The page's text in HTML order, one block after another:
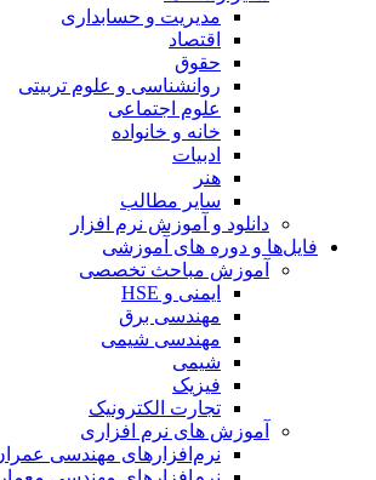
مدیریت و حسابداری
اقتصاد
حقوق
روانشناسی و علوم تربیتی
علوم اجتماعی
خانه و خانواده
ادبیات
هنر
سایر مطالب
دانلود و آموزش نرم افزار
فایل‌ها و دوره های آموزشی
آموزش مباحث تخصصی
ایمنی و HSE
مهندسی برق
مهندسی شیمی
شیمی
فیزیک
تجارت الکترونیک
آموزش های نرم افزاری
نرم‌افزارهای مهندسی عمران